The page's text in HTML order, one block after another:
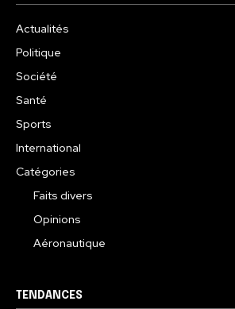
Actualités
Politique
Société
Santé
Sports
International
Catégories
Faits divers
Opinions
Aéronautique
TENDANCES